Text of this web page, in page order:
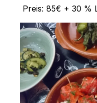
Preis: 85€ + 30 %